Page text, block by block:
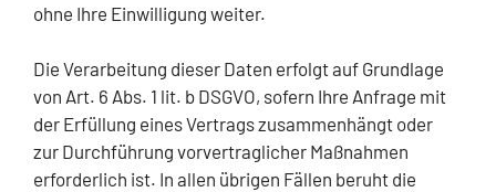
ohne Ihre Einwilligung weiter.
Die Verarbeitung dieser Daten erfolgt auf Grundlage
von Art. 6 Abs. 1 lit. b DSGVO, sofern Ihre Anfrage mit
der Erfüllung eines Vertrags zusammenhängt oder
zur Durchführung vorvertraglicher Maßnahmen
erforderlich ist. In allen übrigen Fällen beruht die